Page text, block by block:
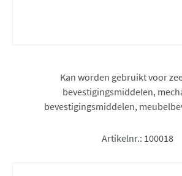
Kan worden gebruikt voor
bevestigingsmiddelen,
bevestigingsmiddelen,
Artikelnr.: 100018